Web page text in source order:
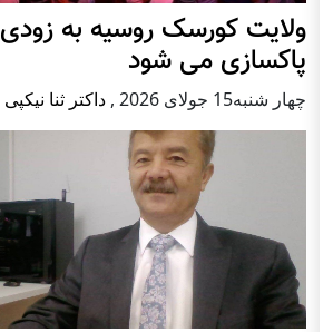
ولایت کورسک روسیه به زودی
پاکسازی می شود
چهار شنبه15 جولای 2026 , داکتر ثنا نیکپی